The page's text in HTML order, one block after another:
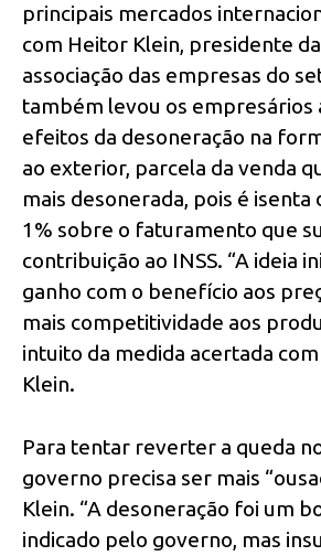
principais mercados
com Heitor Klein, presidente
associação das empresas do
também levou os empresários
efeitos da desoneração na
ao exterior, parcela da venda
mais desonerada, pois é isenta
1% sobre o faturamento que
contribuição ao INSS. “A ideia
ganho com o benefício aos
mais competitividade aos
intuito da medida acertada
Klein.
Para tentar reverter a queda
governo precisa ser mais
Klein. “A desoneração foi um
indicado pelo governo, mas